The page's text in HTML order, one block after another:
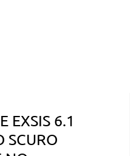
EXSIS 6.1
SCURO